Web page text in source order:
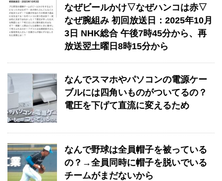
なぜビールかけ▽なぜハンコは赤▽
なぜ腕組み 初回放送日：2025年10月
3日 NHK総合 午後7時45分から、再
放送翌土曜日8時15分から
なんでスマホやパソコンの電源ケー
ブルには四角いものがついてるの？
電圧を下げて直流に変えるため
なんで野球は全員帽子を被っている
の？→全員同時に帽子を脱いでいる
チームがまだないから